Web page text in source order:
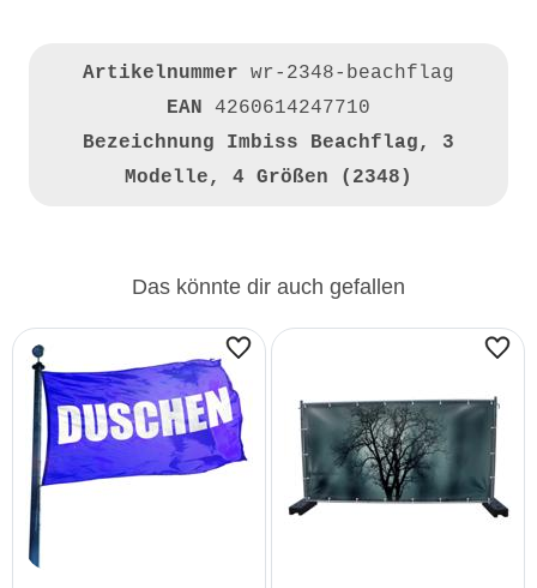
Artikelnummer wr-2348-beachflag
EAN 4260614247710
Bezeichnung Imbiss Beachflag, 3
Modelle, 4 Größen (2348)
Das könnte dir auch gefallen